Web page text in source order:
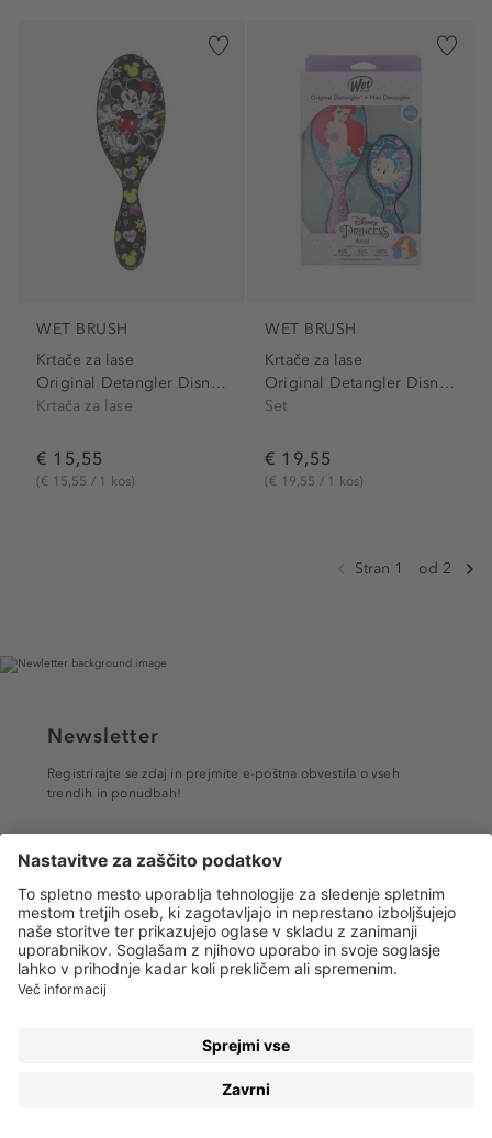
WET BRUSH
Krtače za lase
Original Detangler Disney...
Krtača za lase
€ 15,55
(€ 15,55 / 1 kos)
WET BRUSH
Krtače za lase
Original Detangler Disney...
Set
€ 19,55
(€ 19,55 / 1 kos)
Stran 1 od 2
Newsletter
Registrirajte se zdaj in prejmite e-poštna obvestila o vseh
trendih in ponudbah!
PRIJAVA